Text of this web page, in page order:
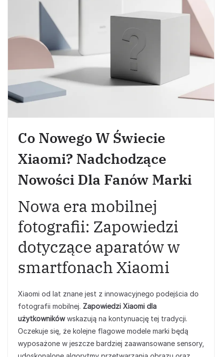
Co Nowego W Świecie
Xiaomi? Nadchodzące
Nowości Dla Fanów Marki
Nowa era mobilnej
fotografii: Zapowiedzi
dotyczące aparatów w
smartfonach Xiaomi
Xiaomi od lat znane jest z innowacyjnego podejścia do
fotografii mobilnej. Zapowiedzi Xiaomi dla
użytkownikówwskazują na kontynuację tej tradycji.
Oczekuje się, że kolejne flagowe modele marki będą
wyposażone w jeszcze bardziej zaawansowane sensory,